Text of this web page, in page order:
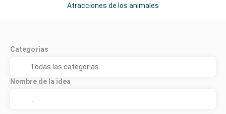
Atracciones de los animales
Categorias
Nombre de la idea